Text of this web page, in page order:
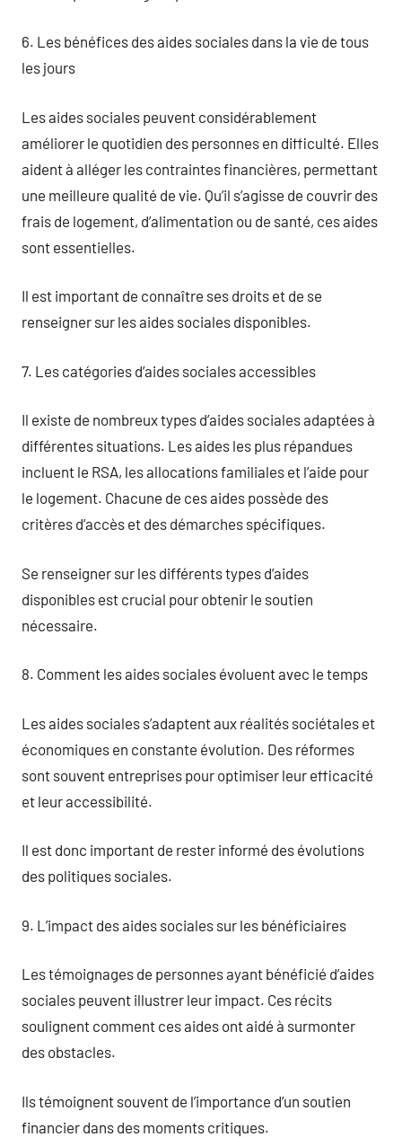
6. Les bénéfices des aides sociales dans la vie de tous
les jours
Les aides sociales peuvent considérablement
améliorer le quotidien des personnes en difficulté. Elles
aident à alléger les contraintes financières, permettant
une meilleure qualité de vie. Qu’il s’agisse de couvrir des
frais de logement, d’alimentation ou de santé, ces aides
sont essentielles.
Il est important de connaître ses droits et de se
renseigner sur les aides sociales disponibles.
7. Les catégories d’aides sociales accessibles
Il existe de nombreux types d’aides sociales adaptées à
différentes situations. Les aides les plus répandues
incluent le RSA, les allocations familiales et l’aide pour
le logement. Chacune de ces aides possède des
critères d’accès et des démarches spécifiques.
Se renseigner sur les différents types d’aides
disponibles est crucial pour obtenir le soutien
nécessaire.
8. Comment les aides sociales évoluent avec le temps
Les aides sociales s’adaptent aux réalités sociétales et
économiques en constante évolution. Des réformes
sont souvent entreprises pour optimiser leur efficacité
et leur accessibilité.
Il est donc important de rester informé des évolutions
des politiques sociales.
9. L’impact des aides sociales sur les bénéficiaires
Les témoignages de personnes ayant bénéficié d’aides
sociales peuvent illustrer leur impact. Ces récits
soulignent comment ces aides ont aidé à surmonter
des obstacles.
Ils témoignent souvent de l’importance d’un soutien
financier dans des moments critiques.